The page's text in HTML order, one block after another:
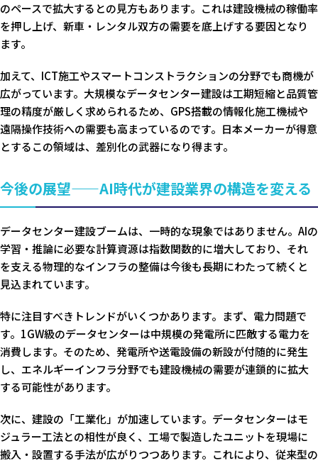
のペースで拡大するとの見方もあります。これは建設機械の稼働率
を押し上げ、新車・レンタル双方の需要を底上げする要因となり
ます。
加えて、ICT施工やスマートコンストラクションの分野でも商機が
広がっています。大規模なデータセンター建設は工期短縮と品質管
理の精度が厳しく求められるため、GPS搭載の情報化施工機械や
遠隔操作技術への需要も高まっているのです。日本メーカーが得意
とするこの領域は、差別化の武器になり得ます。
今後の展望——AI時代が建設業界の構造を変える
データセンター建設ブームは、一時的な現象ではありません。AIの
学習・推論に必要な計算資源は指数関数的に増大しており、それ
を支える物理的なインフラの整備は今後も長期にわたって続くと
見込まれています。
特に注目すべきトレンドがいくつかあります。まず、電力問題で
す。1GW級のデータセンターは中規模の発電所に匹敵する電力を
消費します。そのため、発電所や送電設備の新設が付随的に発生
し、エネルギーインフラ分野でも建設機械の需要が連鎖的に拡大
する可能性があります。
次に、建設の「工業化」が加速しています。データセンターはモ
ジュラー工法との相性が良く、工場で製造したユニットを現場に
搬入・設置する手法が広がりつつあります。これにより、従来型の